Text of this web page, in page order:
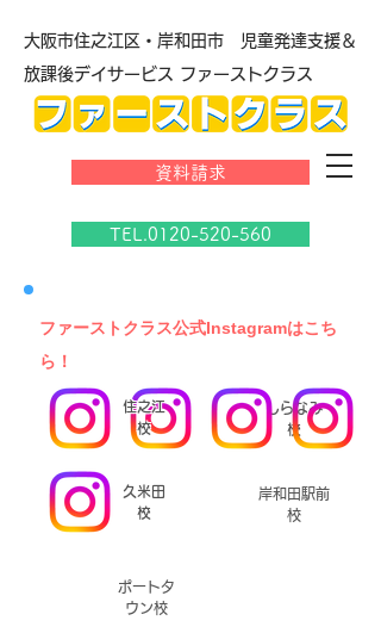
大阪市住之江区・岸和田市 児童発達支援＆
放課後デイサービス ファーストクラス
資料請求
TEL.0120-520-560
​ファーストクラス公式Instagramはこち
ら！
しらなみ
校
久米田
校
岸和田駅前
校
ポートタ
ウン校
住之江
校